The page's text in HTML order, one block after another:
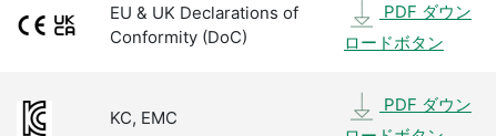
EU & UK Declarations of
Conformity (DoC)
PDF ダウン
ロードボタン
KC, EMC
PDF ダウン